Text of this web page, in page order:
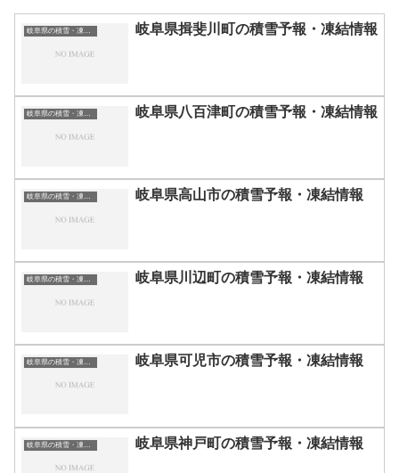
岐阜県の積雪・凍結情報 岐阜県揖斐川町の積雪予報・凍結情報
岐阜県の積雪・凍結情報 岐阜県八百津町の積雪予報・凍結情報
岐阜県の積雪・凍結情報 岐阜県高山市の積雪予報・凍結情報
岐阜県の積雪・凍結情報 岐阜県川辺町の積雪予報・凍結情報
岐阜県の積雪・凍結情報 岐阜県可児市の積雪予報・凍結情報
岐阜県神戸町の積雪予報・凍結情報